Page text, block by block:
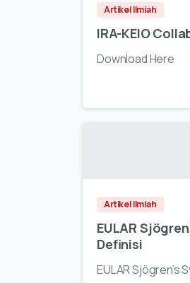
Artikel Ilmiah
IRA-KEIO
Download Here
Artikel Ilmiah
EULAR
Definisi
EULAR Sjögren’s